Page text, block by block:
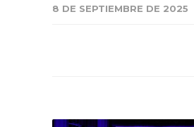
8 DE SEPTIEMBRE DE 2025